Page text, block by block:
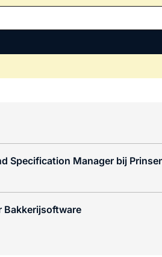
Specification Manager bij
Bakkerijsoftware